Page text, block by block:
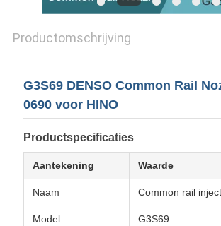
Productomschrijving
G3S69 DENSO Common Rail
0690 voor HINO
Productspecificaties
Aantekening Waarde
Naam Common rail
Model G3S69